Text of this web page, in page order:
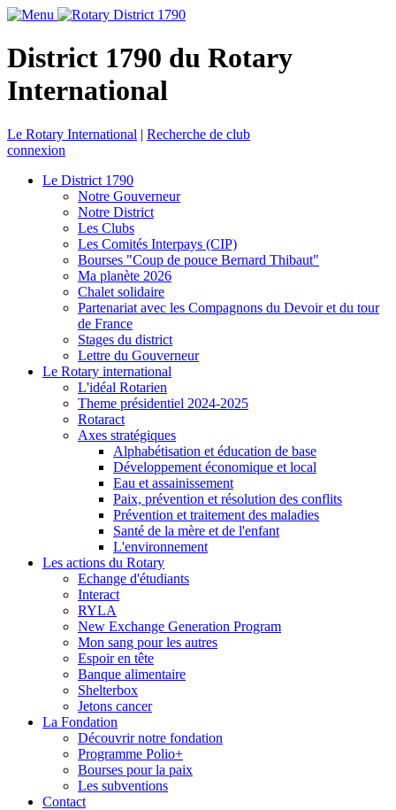
District 1790 du Rotary
International
Le Rotary International | Recherche de club
connexion
Le District 1790
Notre Gouverneur
Notre District
Les Clubs
Les Comités Interpays (CIP)
Bourses "Coup de pouce Bernard Thibaut"
Ma planète 2026
Chalet solidaire
Partenariat avec les Compagnons du Devoir et du tour
de France
Stages du district
Lettre du Gouverneur
Le Rotary international
L'idéal Rotarien
Theme présidentiel 2024-2025
Rotaract
Axes stratégiques
Alphabétisation et éducation de base
Développement économique et local
Eau et assainissement
Paix, prévention et résolution des conflits
Prévention et traitement des maladies
Santé de la mère et de l'enfant
L'environnement
Les actions du Rotary
Echange d'étudiants
Interact
RYLA
New Exchange Generation Program
Mon sang pour les autres
Espoir en tête
Banque alimentaire
Shelterbox
Jetons cancer
La Fondation
Découvrir notre fondation
Programme Polio+
Bourses pour la paix
Les subventions
Contact